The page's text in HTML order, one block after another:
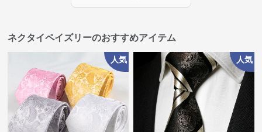
ネクタイペイズリーのおすすめアイテム
人気 人気